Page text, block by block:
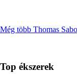
Még több Thomas Sabo
Top ékszerek